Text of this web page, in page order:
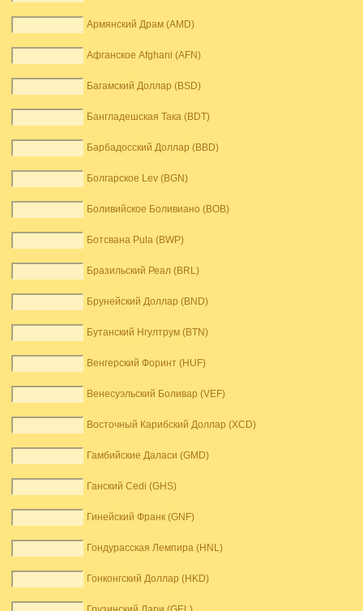
Армянский Драм (AMD)
Афганское Afghani (AFN)
Багамский Доллар (BSD)
Бангладешская Така (BDT)
Барбадосский Доллар (BBD)
Болгарское Lev (BGN)
Боливийское Боливиано (BOB)
Ботсвана Pula (BWP)
Бразильский Реал (BRL)
Брунейский Доллар (BND)
Бутанский Нгултрум (BTN)
Венгерский Форинт (HUF)
Венесуэльский Боливар (VEF)
Восточный Карибский Доллар (XCD)
Гамбийские Даласи (GMD)
Ганский Cedi (GHS)
Гинейский Франк (GNF)
Гондурасская Лемпира (HNL)
Гонконгский Доллар (HKD)